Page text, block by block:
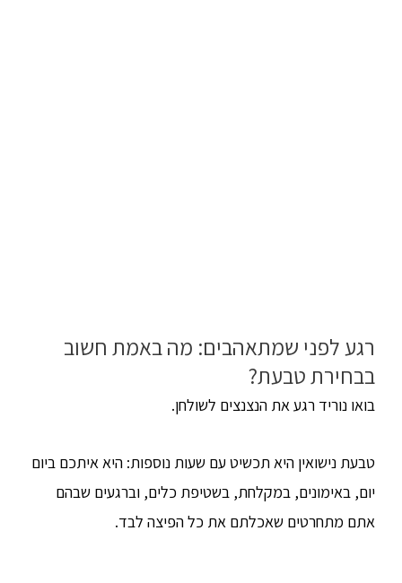
רגע לפני שמתאהבים: מה באמת חשוב
בבחירת טבעת?
בואו נוריד רגע את הנצנצים לשולחן.
טבעת נישואין היא תכשיט עם שעות נוספות: היא איתכם ביום
יום, באימונים, במקלחת, בשטיפת כלים, וברגעים שבהם
אתם מתחרטים שאכלתם את כל הפיצה לבד.